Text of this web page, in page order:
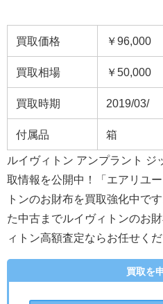
買取価格 ￥96,000
買取相場 ￥50,000
買取時期 2019/03/
付属品 箱
ルイヴィトン アンプラント ジ
取情報を公開中！「エアリユ
トンのお財布を買取強化中で
た中古までルイヴィトンのお
ィトン高額査定ならお任せくだ
買取を